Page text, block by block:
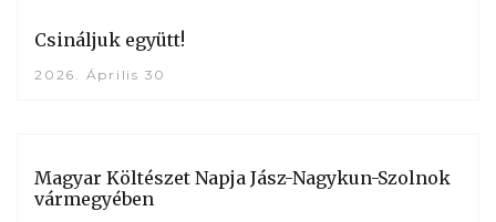
Csináljuk együtt!
2026. Április 30
Magyar Költészet Napja Jász-Nagykun-Szolnok
vármegyében